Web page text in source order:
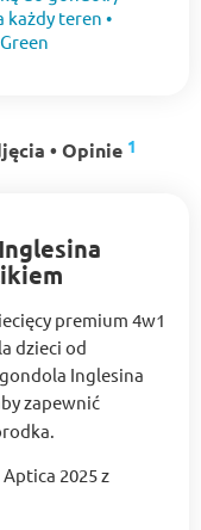
• Opinie 1
premium 4w1
dzieci od
Inglesina
zapewnić